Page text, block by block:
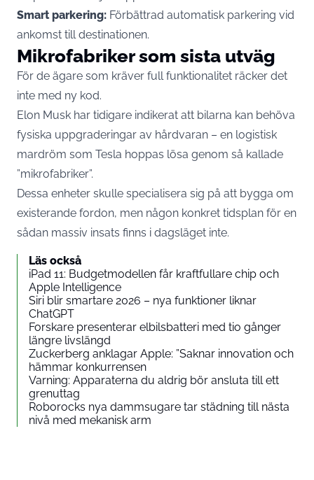
Smart parkering: Förbättrad automatisk parkering vid
ankomst till destinationen.
Mikrofabriker som sista utväg
För de ägare som kräver full funktionalitet räcker det
inte med ny kod.
Elon Musk har tidigare indikerat att bilarna kan behöva
fysiska uppgraderingar av hårdvaran – en logistisk
mardröm som Tesla hoppas lösa genom så kallade
”mikrofabriker”.
Dessa enheter skulle specialisera sig på att bygga om
existerande fordon, men någon konkret tidsplan för en
sådan massiv insats finns i dagsläget inte.
Läs också
iPad 11: Budgetmodellen får kraftfullare chip och
Apple Intelligence
Siri blir smartare 2026 – nya funktioner liknar
ChatGPT
Forskare presenterar elbilsbatteri med tio gånger
längre livslängd
Zuckerberg anklagar Apple: ”Saknar innovation och
hämmar konkurrensen
Varning: Apparaterna du aldrig bör ansluta till ett
grenuttag
Roborocks nya dammsugare tar städning till nästa
nivå med mekanisk arm